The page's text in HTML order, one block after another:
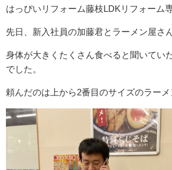
はっぴいリフォーム藤枝LDKリフォーム
先日、新入社員の加藤君とラーメン屋さ
身体が大きくたくさん食べると聞いてい
でした。
頼んだのは上から2番目のサイズのラーメ